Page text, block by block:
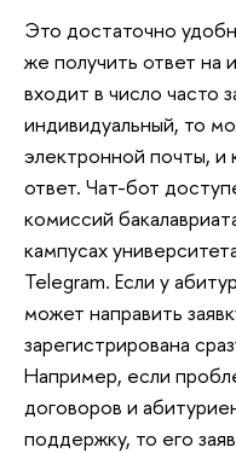
Это достаточно
же получить ответ на
входит в число часто
индивидуальный, то
электронной почты, и
ответ. Чат-бот
комиссий
кампусах
Telegram. Если у
может направить
зарегистрирована
Например, если
договоров и
поддержку, то его